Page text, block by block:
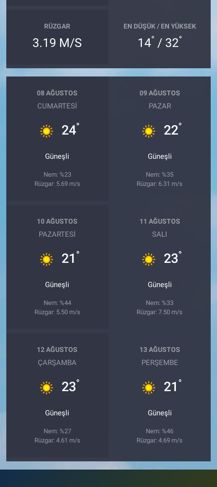
RÜZGAR
3.19 M/S
EN DÜŞÜK / EN YÜKSEK
14° / 32°
08 AĞUSTOS
CUMARTESI
24°
Güneşli
Nem: %23
Rüzgar: 5.69 m/s
09 AĞUSTOS
PAZAR
22°
Güneşli
Nem: %35
Rüzgar: 6.31 m/s
10 AĞUSTOS
PAZARTESI
21 °
Güneşli
Nem: %44
Rüzgar: 5.50 m/s
11 AĞUSTOS
SALI
23°
Güneşli
Nem: %33
Rüzgar: 7.50 m/s
12 AĞUSTOS
ÇARŞAMBA
23°
Güneşli
Nem: %27
Rüzgar: 4.61 m/s
13 AĞUSTOS
PERŞEMBE
21 °
Güneşli
Nem: %46
Rüzgar: 4.69 m/s